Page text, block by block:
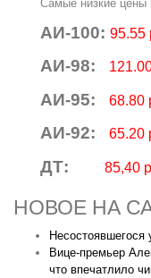
Самые низкие цены
АИ-100: 95.55
АИ-98:
АИ-95: 68.80
АИ-92: 65.20
ДТ: 85,40
НОВОЕ НА
Несостоявшегося
Вице‑премьер
что впечатлило